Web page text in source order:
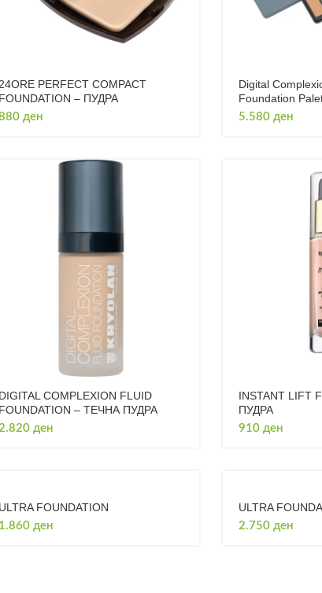
PERFECT COMPACT
FOUNDATION – ПУДРА
ден
Digital
Foundation
5.580 ден
DIGITAL COMPLEXION FLUID
FOUNDATION – ТЕЧНА ПУДРА
2.820 ден
INSTANT LIFT
ПУДРА
910 ден
ULTRA FOUNDATION
1.860 ден
ULTRA
2.750 ден